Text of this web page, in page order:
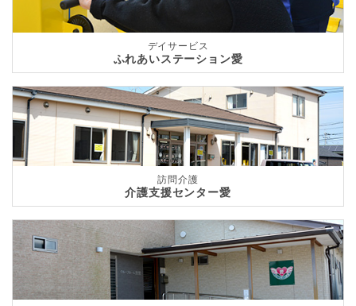
デイサービス
ふれあいステーション愛
訪問介護
介護支援センター愛